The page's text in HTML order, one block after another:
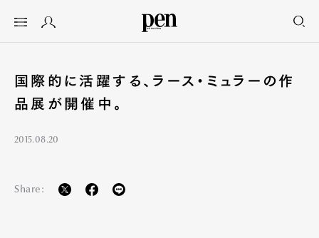
国際的に活躍する、ラース・ミュラーの作
品展が開催中。
2015.08.20
Share: